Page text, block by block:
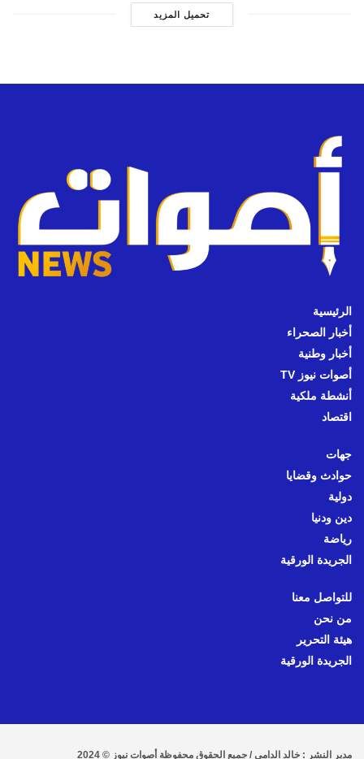
تحميل المزيد
الرئيسية
أخبار الصحراء
أخبار وطنية
أصوات نيوز TV
أنشطة ملكية
اقتصاد
جهات
حوادث وقضايا
دولية
دين ودنيا
رياضة
الجريدة الورقية
للتواصل معنا
من نحن
هيئة التحرير
الجريدة الورقية
مدير النشر : خالد الدامي / جميع الحقوق محفوظة أصوات نيوز © 2024